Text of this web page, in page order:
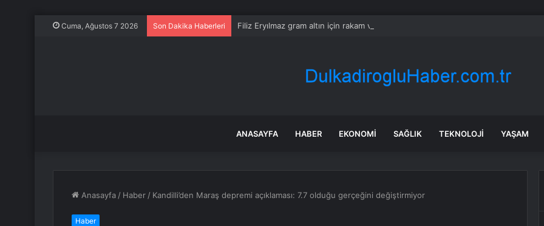
Cuma, Ağustos 7 2026 Son Dakika Haberleri Filiz Eryılmaz gram altın için rakam verdi: Yarın akşama işaret etti
ANASAYFA HABER EKONOMI SAĞLIK TEKNOLOJI YAŞAM
Anasayfa / Haber / Kandilli’den Maraş depremi açıklaması: 7.7 olduğu gerçeğini değiştirmiyor
Haber